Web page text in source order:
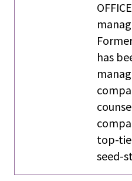
has
top-
seed-